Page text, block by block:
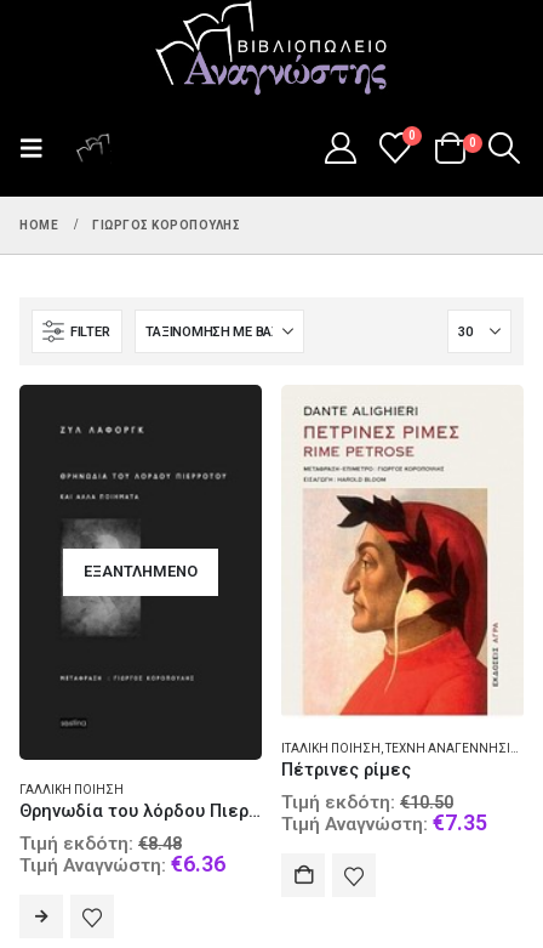
0
0
HOME ΓΙΏΡΓΟΣ ΚΟΡΟΠΟΎΛΗΣ
FILTER
ΕΞΑΝΤΛΗΜΈΝΟ
ΓΑΛΛΙΚΉ ΠΟΊΗΣΗ
Θρηνωδία του λόρδου Πιερρότου
Τιμή εκδότη: €8.48
price
Τιμή Αναγνώστη: €6.36Current
ΙΤΑΛΙΚΉ ΠΟΊΗΣΗ ,ΤΈΧΝΗ ΑΝΑΓΕΝΝΗΣΙΑΚΉ
Πέτρινες ρίμες
Τιμή εκδότη: €10.50
price
Τιμή Αναγνώστη: €7.35